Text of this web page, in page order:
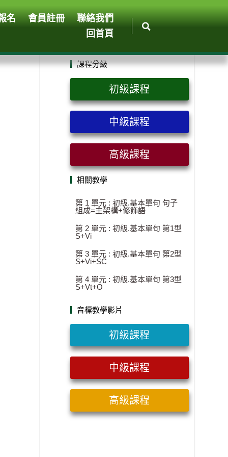
名 會員註冊
聯絡我們
回首頁
課程分級
初級課程
中級課程
高級課程
相關教學
第 1 單元 : 初級.基本單句 句子
組成=主架構+修飾語
第 2 單元 : 初級.基本單句 第1型
S+Vi
第 3 單元 : 初級.基本單句 第2型
S+Vi+SC
第 4 單元 : 初級.基本單句 第3型
S+Vt+O
音標教學影片
初級課程
中級課程
高級課程